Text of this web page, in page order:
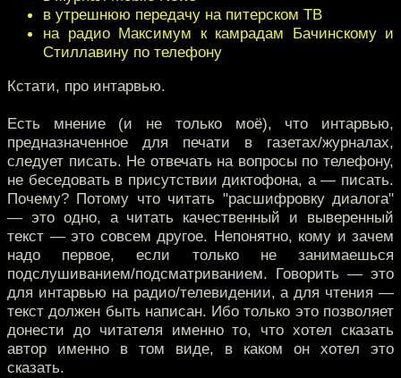
в утрешнюю передачу на питерском ТВ
на радио Максимум к камрадам Бачинскому и
Стиллавину по телефону
Кстати, про интарвью.
Есть мнение (и не только моё), что интарвью,
предназначенное для печати в газетах/журналах,
следует писать. Не отвечать на вопросы по телефону,
не беседовать в присутствии диктофона, а — писать.
Почему? Потому что читать "расшифровку диалога"
— это одно, а читать качественный и выверенный
текст — это совсем другое. Непонятно, кому и зачем
надо первое, если только не занимаешься
подслушиванием/подсматриванием. Говорить — это
для интарвью на радио/телевидении, а для чтения —
текст должен быть написан. Ибо только это позволяет
донести до читателя именно то, что хотел сказать
автор именно в том виде, в каком он хотел это
сказать.